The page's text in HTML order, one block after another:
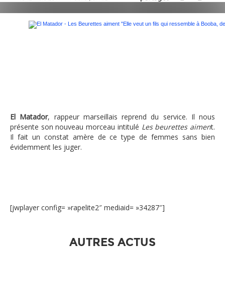
El Matador, rappeur marseillais reprend du service. Il nous
présente son nouveau morceau intitulé Les beurettes aiment.
Il fait un constat amère de ce type de femmes sans bien
évidemment les juger.
[jwplayer config= »rapelite2″ mediaid= »34287″]
AUTRES ACTUS